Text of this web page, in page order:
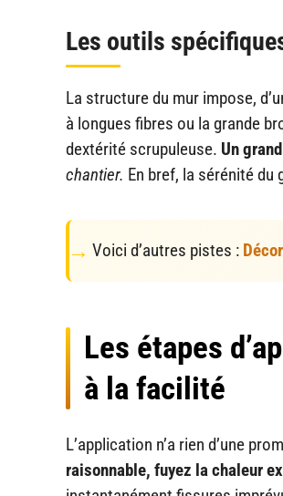
Les outils
La structure du mur impose,
à longues fibres ou la grande
dextérité scrupuleuse. Un
chantier. En bref, la sérénité
Voici d’autres pistes :
Les étapes
à la facilité
L’application n’a rien d’une
raisonnable, fuyez la chaleur